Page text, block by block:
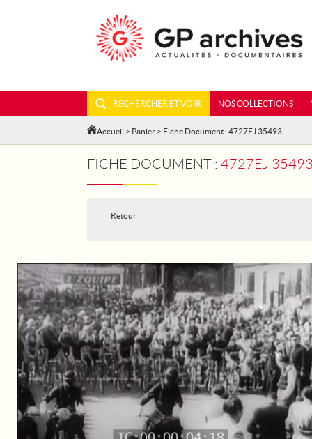
RECHERCHER ET VOIR NOS COLLECTIONS
Accueil > Panier > Fiche Document : 4727EJ 35493
FICHE DOCUMENT : 4727EJ 35493
Retour